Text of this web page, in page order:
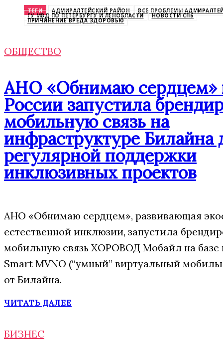
ТЕГИ АДМИРАЛТЕЙСКИЙ РАЙОН ВСЕ ПРОБЛЕМЫ
ГУ МВД ПО ПЕТЕРБУРГУ И ЛЕНОБЛАСТИ НОВОСТИ СПБ
ПРИЧИНЕНИЕ ВРЕДА ЗДОРОВЬЮ
ОБЩЕСТВО
АНО «Обнимаю сердцем»
России запустила
мобильную связь на
инфраструктуре Билайна
регулярной поддержки
инклюзивных проектов
АНО «Обнимаю сердцем», развивающая
естественной инклюзии, запустила
мобильную связь ХОРОВОД Мобайл на
Smart MVNO (“умный” виртуальный
от Билайна.
ЧИТАТЬ ДАЛЕЕ
БИЗНЕС